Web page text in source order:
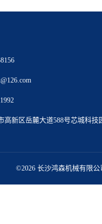
高新区岳麓大道588号芯城科技
©2026 长沙鸿森机械有限